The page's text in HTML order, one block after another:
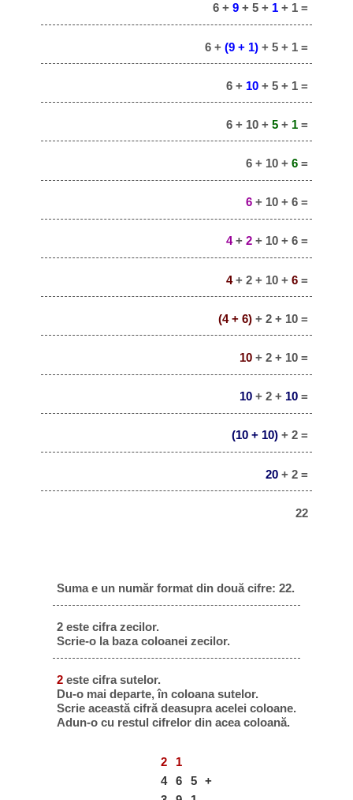
6 + 9 + 5 + 1 + 1 =
6 + (9 + 1) + 5 + 1 =
6 + 10 + 5 + 1 =
6 + 10 + 5 + 1 =
6 + 10 + 6 =
6 + 10 + 6 =
4+ 2 + 10 + 6 =
4+ 2 + 10 + 6 =
(4 + 6) + 2 + 10 =
10 + 2 + 10 =
10 + 2 + 10 =
(10 + 10) + 2 =
20 + 2 =
22
Suma e un număr format din două cifre: 22.
2 este cifra zecilor.
Scrie-o la baza coloanei zecilor.
2 este cifra sutelor.
Du-o mai departe, în coloana sutelor.
Scrie această cifră deasupra acelei coloane.
Adun-o cu restul cifrelor din acea coloană.
2
1
4
6 5
+